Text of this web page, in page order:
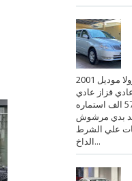
( للبيع ) كورولا موديل 2001
قزاز عادي
ماشيه :570 الف استماره
بدي مرشوش
علي الشرط
الداخ...